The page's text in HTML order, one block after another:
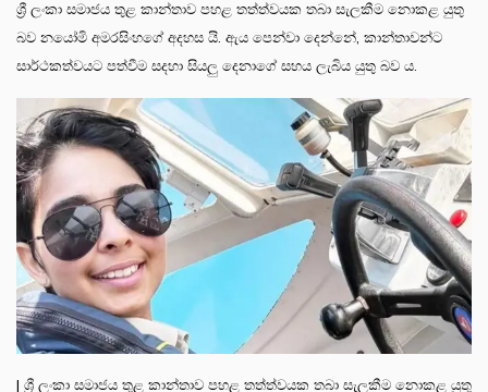
ශ්‍රී ලංකා සමාජය තුළ කාන්තාව පහළ තත්ත්වයක තබා සැලකීම නොකළ යුතු
බව නයෝමි අමරසිංහගේ අදහස යි. ඇය පෙන්වා දෙන්නේ, කාන්තාවන්ට
සාර්ථකත්වයට පත්වීම සදහා සියලු දෙනාගේ සහය ලැබිය යුතු බව ය.
| ශ්‍රී ලංකා සමාජය තුළ කාන්තාව පහළ තත්ත්වයක තබා සැලකීම නොකළ යුතු